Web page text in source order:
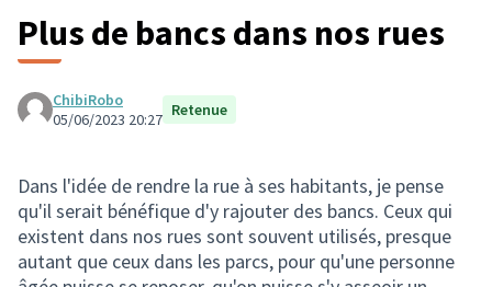
Plus de bancs dans nos rues
ChibiRobo
05/06/2023 20:27 Retenue
Dans l'idée de rendre la rue à ses habitants, je pense
qu'il serait bénéfique d'y rajouter des bancs. Ceux qui
existent dans nos rues sont souvent utilisés, presque
autant que ceux dans les parcs, pour qu'une personne